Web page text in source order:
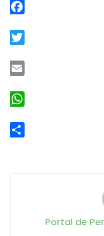
Portal de